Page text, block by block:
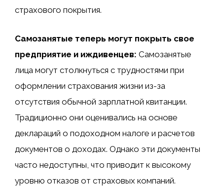
страхового покрытия.
Самозанятые теперь могут покрыть свое
предприятие и иждивенцев: Самозанятые
лица могут столкнуться с трудностями при
оформлении страхования жизни из-за
отсутствия обычной зарплатной квитанции.
Традиционно они оценивались на основе
деклараций о подоходном налоге и расчетов
документов о доходах. Однако эти документы
часто недоступны, что приводит к высокому
уровню отказов от страховых компаний.